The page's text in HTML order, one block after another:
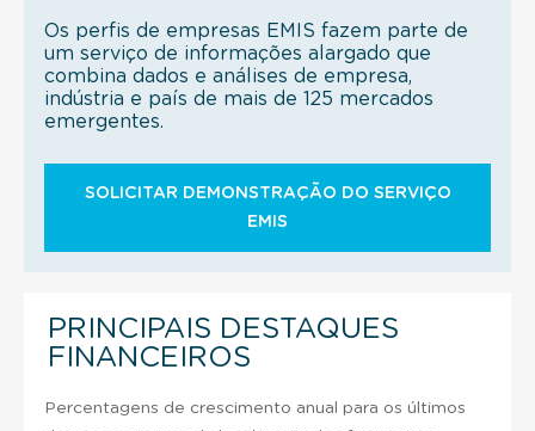
Os perfis de empresas EMIS fazem parte de
um serviço de informações alargado que
combina dados e análises de empresa,
indústria e país de mais de 125 mercados
emergentes.
SOLICITAR DEMONSTRAÇÃO DO SERVIÇO
EMIS
PRINCIPAIS DESTAQUES
FINANCEIROS
Percentagens de crescimento anual para os últimos